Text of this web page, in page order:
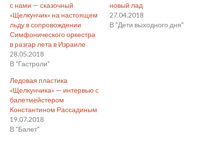
с нами — сказочный
«Щелкунчик» на настоящем
льду в сопровождении
Симфонического оркестра
в разгар лета в Израиле
28.05.2018
В "Гастроли"
новый лад
27.04.2018
В "Дети выходного дня"
Ледовая пластика
«Щелкунчика» — интервью с
балетмейстером
Константином Рассадиным
19.07.2018
В "Балет"